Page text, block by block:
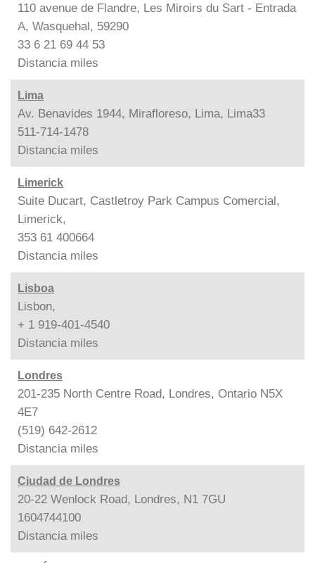
110 avenue de Flandre, Les Miroirs du Sart - Entrada
A, Wasquehal, 59290
33 6 21 69 44 53
Distancia miles
Lima
Av. Benavides 1944, Mirafloreso, Lima, Lima33
511-714-1478
Distancia miles
Limerick
Suite Ducart, Castletroy Park Campus Comercial,
Limerick,
353 61 400664
Distancia miles
Lisboa
Lisbon,
+ 1 919-401-4540
Distancia miles
Londres
201-235 North Centre Road, Londres, Ontario N5X
4E7
(519) 642-2612
Distancia miles
Ciudad de Londres
20-22 Wenlock Road, Londres, N1 7GU
1604744100
Distancia miles